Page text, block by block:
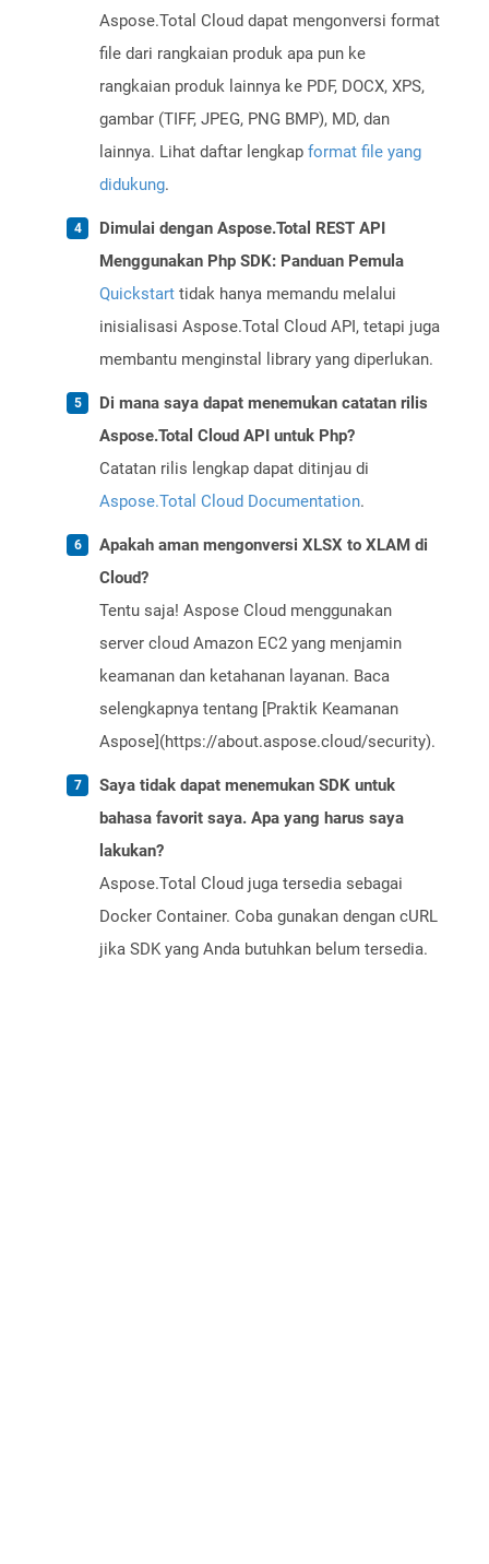
Aspose.Total Cloud dapat mengonversi format
file dari rangkaian produk apa pun ke
rangkaian produk lainnya ke PDF, DOCX, XPS,
gambar (TIFF, JPEG, PNG BMP), MD, dan
lainnya. Lihat daftar lengkap format file yang
didukung.
Dimulai dengan Aspose.Total REST API
Menggunakan Php SDK: Panduan Pemula
Quickstart tidak hanya memandu melalui
inisialisasi Aspose.Total Cloud API, tetapi juga
membantu menginstal library yang diperlukan.
Di mana saya dapat menemukan catatan rilis
Aspose.Total Cloud API untuk Php?
Catatan rilis lengkap dapat ditinjau di
Aspose.Total Cloud Documentation.
Apakah aman mengonversi XLSX to XLAM di
Cloud?
Tentu saja! Aspose Cloud menggunakan
server cloud Amazon EC2 yang menjamin
keamanan dan ketahanan layanan. Baca
selengkapnya tentang [Praktik Keamanan
Aspose](https://about.aspose.cloud/security).
Saya tidak dapat menemukan SDK untuk
bahasa favorit saya. Apa yang harus saya
lakukan?
Aspose.Total Cloud juga tersedia sebagai
Docker Container. Coba gunakan dengan cURL
jika SDK yang Anda butuhkan belum tersedia.